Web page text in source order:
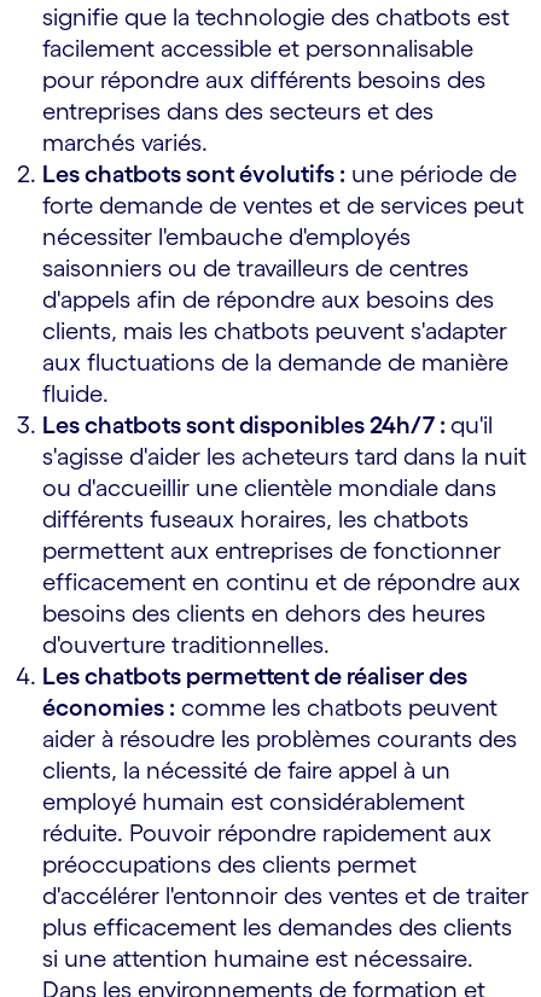
signifie que la technologie des chatbots est
facilement accessible et personnalisable
pour répondre aux différents besoins des
entreprises dans des secteurs et des
marchés variés.
Les chatbots sont évolutifs : une période de
forte demande de ventes et de services peut
nécessiter l'embauche d'employés
saisonniers ou de travailleurs de centres
d'appels afin de répondre aux besoins des
clients, mais les chatbots peuvent s'adapter
aux fluctuations de la demande de manière
fluide.
Les chatbots sont disponibles 24h/7 : qu'il
s'agisse d'aider les acheteurs tard dans la nuit
ou d'accueillir une clientèle mondiale dans
différents fuseaux horaires, les chatbots
permettent aux entreprises de fonctionner
efficacement en continu et de répondre aux
besoins des clients en dehors des heures
d'ouverture traditionnelles.
Les chatbots permettent de réaliser des
économies : comme les chatbots peuvent
aider à résoudre les problèmes courants des
clients, la nécessité de faire appel à un
employé humain est considérablement
réduite. Pouvoir répondre rapidement aux
préoccupations des clients permet
d'accélérer l'entonnoir des ventes et de traiter
plus efficacement les demandes des clients
si une attention humaine est nécessaire.
Dans les environnements de formation et